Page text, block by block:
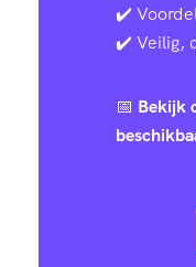
✔️
✔️ Veilig,
📅 Bekijk